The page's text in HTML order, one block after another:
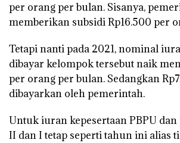
per orang per bulan. Sisanya,
memberikan subsidi Rp16.500 per
Tetapi nanti pada 2021, nominal
dibayar kelompok tersebut naik
per orang per bulan. Sedangkan
dibayarkan oleh pemerintah.
Untuk iuran kepesertaan PBPU dan
II dan I tetap seperti tahun ini alias